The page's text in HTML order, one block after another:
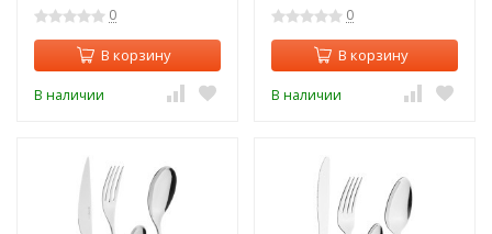
0
В корзину
В наличии
0
В корзину
В наличии